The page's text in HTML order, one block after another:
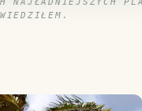
NAJŁADNIEJSZYCH